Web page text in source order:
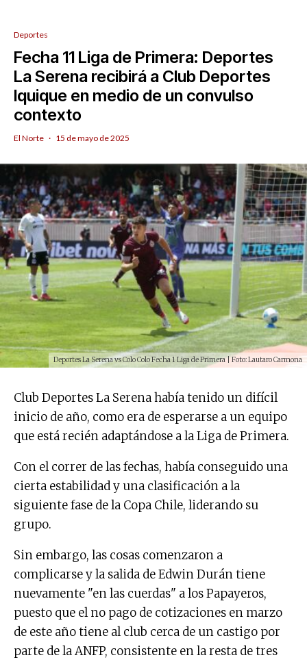
Deportes
Fecha 11 Liga de Primera: Deportes
La Serena recibirá a Club Deportes
Iquique en medio de un convulso
contexto
El Norte · 15 de mayo de 2025
Deportes La Serena vs Colo Colo Fecha 1 Liga de Primera | Foto: Lautaro Carmona
Club Deportes La Serena había tenido un difícil
inicio de año, como era de esperarse a un equipo
que está recién adaptándose a la Liga de Primera.
Con el correr de las fechas, había conseguido una
cierta estabilidad y una clasificación a la
siguiente fase de la Copa Chile, liderando su
grupo.
Sin embargo, las cosas comenzaron a
complicarse y la salida de Edwin Durán tiene
nuevamente "en las cuerdas" a los Papayeros,
puesto que el no pago de cotizaciones en marzo
de este año tiene al club cerca de un castigo por
parte de la ANFP, consistente en la resta de tres